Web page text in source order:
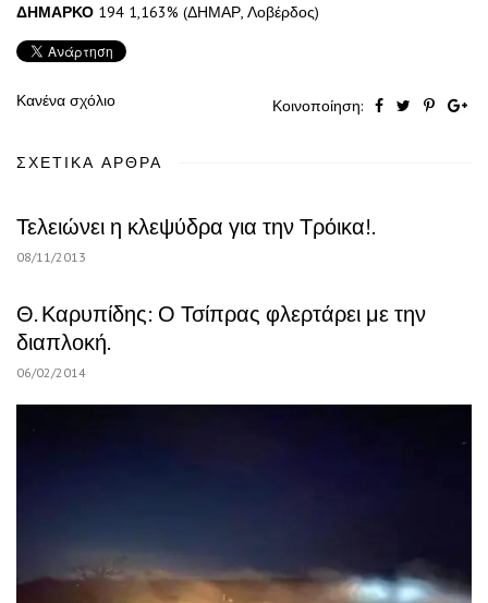
ΔΗΜΑΡΚΟ 194 1,163% (ΔΗΜΑΡ, Λοβέρδος)
Κανένα σχόλιο Κοινοποίηση:
ΣΧΕΤΙΚΆ ΆΡΘΡΑ
Τελειώνει η κλεψύδρα για την Τρόικα!.
08/11/2013
Θ. Καρυπίδης: Ο Τσίπρας φλερτάρει με την
διαπλοκή.
06/02/2014